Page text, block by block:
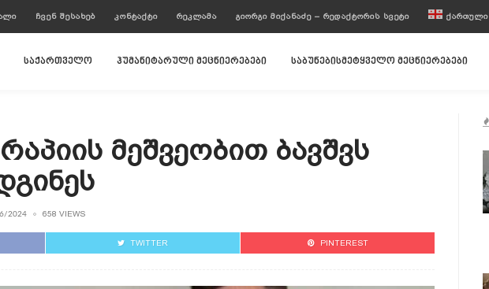
ᲩᲕᲔᲜ ᲨᲔᲡᲐᲮᲔᲑ ᲙᲝᲜᲢᲐᲥᲢᲘ ᲠᲔᲙᲚᲐᲛᲐ ᲒᲘᲝᲠᲒᲘ ᲛᲘᲥᲐᲜᲐᲫᲔ – ᲠᲔᲓᲐᲥᲢᲝᲠᲘᲡ ᲡᲕᲔᲢᲘ ᲥᲐᲠᲗᲣᲚᲘ
საქართველო ჰუმანიტარული მეცნიერებები საბუნებისმეტყველო მეცნიერებები
Მეშვეობით Ბავშვს
2024 658 VIEWS
TWITTER PINTEREST